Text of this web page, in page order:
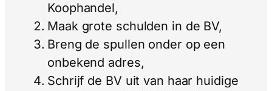
Koophandel,
Maak grote schulden in de BV,
Breng de spullen onder op een
onbekend adres,
Schrijf de BV uit van haar huidige